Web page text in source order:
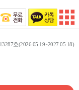
호(2026.05.19~2027.05.18)